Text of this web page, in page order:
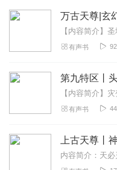
万古天尊|玄
有声书
有声书
上古天尊丨